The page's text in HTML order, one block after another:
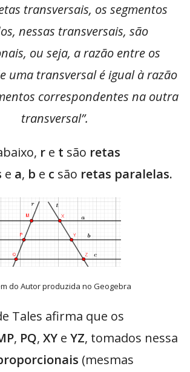
transversais, os segmentos
nessas transversais, são
ou seja, a razão entre os
uma transversal é igual à razão
correspondentes na outra
transversal”.
r e t são retas
e a, b e c são retas paralelas.
do Autor produzida no Geogebra
Tales afirma que os
, PQ, XY e YZ, tomados nessa
(mesmas